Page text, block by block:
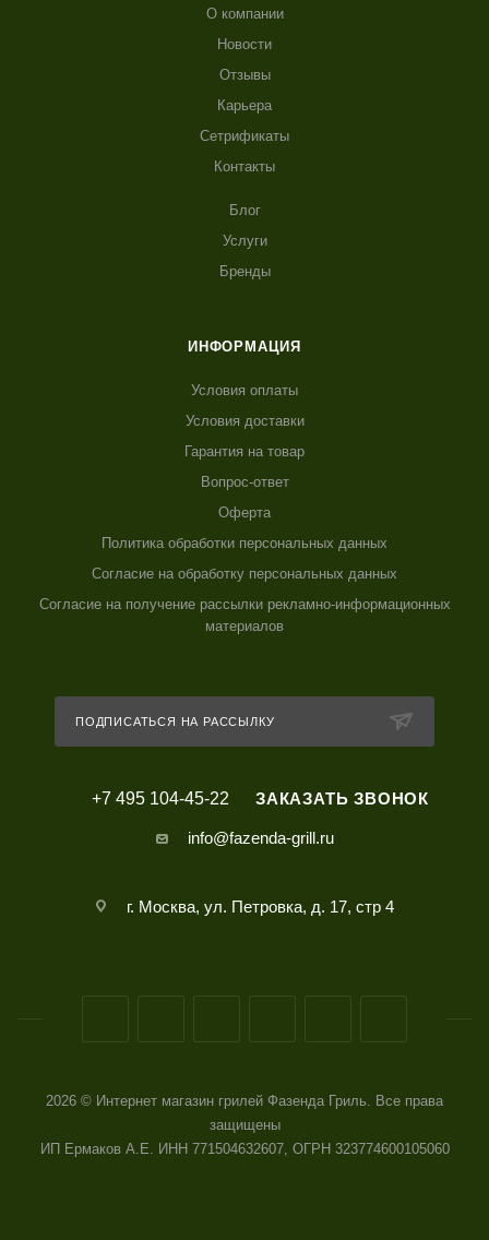
О компании
Новости
Отзывы
Карьера
Сетрификаты
Контакты
Блог
Услуги
Бренды
ИНФОРМАЦИЯ
Условия оплаты
Условия доставки
Гарантия на товар
Вопрос-ответ
Оферта
Политика обработки персональных данных
Согласие на обработку персональных данных
Согласие на получение рассылки рекламно-информационных
материалов
ПОДПИСАТЬСЯ НА РАССЫЛКУ
+7 495 104-45-22 ЗАКАЗАТЬ ЗВОНОК
info@fazenda-grill.ru
г. Москва, ул. Петровка, д. 17, стр 4
2026 © Интернет магазин грилей Фазенда Гриль. Все права
защищены
ИП Ермаков А.Е. ИНН 771504632607, ОГРН 323774600105060